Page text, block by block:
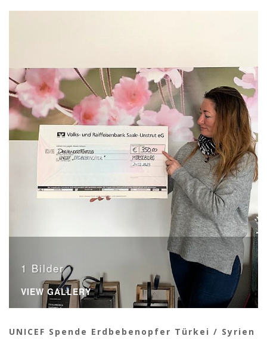
1 Bilder
VIEW GALLERY
UNICEF Spende Erdbebenopfer Türkei / Syrien